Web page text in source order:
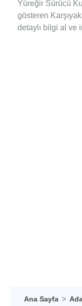
Yüreğir Sürücü
gösteren
detaylı bilgi al ve
Ana Sayfa